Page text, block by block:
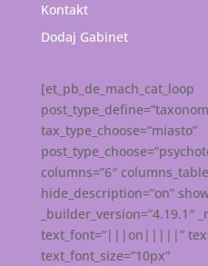
Kontakt
Dodaj Gabinet
[et_pb_de_mach_cat_loop
tax_type_choose=”miasto”
columns=”6″
hide_description=”on”
_builder_version=”4.19.1″
text_font=”|||on|||||”
text_font_size=”10px”